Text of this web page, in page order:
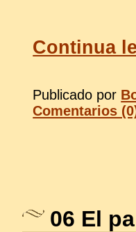
Continua
Publicado por
Comentarios
06 El